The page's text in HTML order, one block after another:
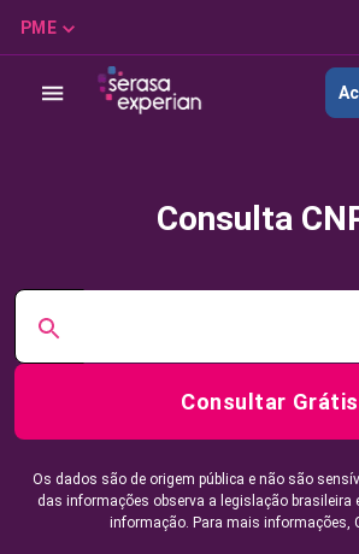
PME
Consulta
Consultar Grátis
Os dados são de origem pública e não são
das informações observa a legislação brasileira
informação. Para mais informações,